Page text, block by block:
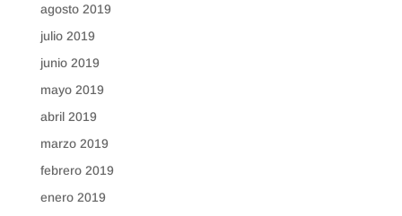
agosto 2019
julio 2019
junio 2019
mayo 2019
abril 2019
marzo 2019
febrero 2019
enero 2019